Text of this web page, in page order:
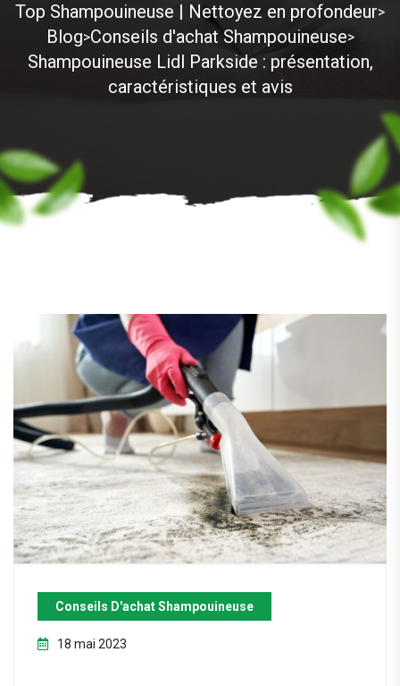
Top Shampouineuse | Nettoyez en profondeur>
Blog>Conseils d'achat Shampouineuse>
Shampouineuse Lidl Parkside : présentation,
caractéristiques et avis
Conseils D'achat Shampouineuse
18 mai 2023